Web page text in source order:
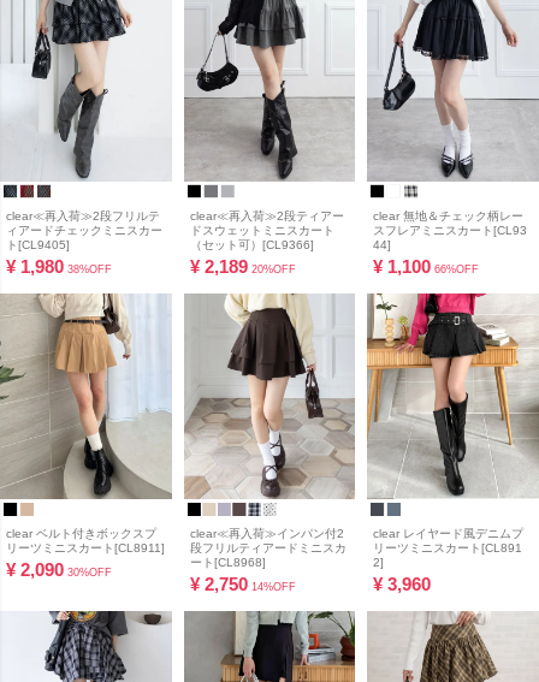
clear≪再入荷≫2段フリルテ
ィアードチェックミニスカー
ト[CL9405]
¥ 1,980 38%OFF
clear≪再入荷≫2段ティアー
ドスウェットミニスカート
（セット可）[CL9366]
¥ 2,189 20%OFF
clear 無地＆チェック柄レー
スフレアミニスカート[CL93
44]
¥ 1,100 66%OFF
clear ベルト付きボックスプ
リーツミニスカート[CL8911]
¥ 2,090 30%OFF
clear≪再入荷≫インパン付2
段フリルティアードミニスカ
ート[CL8968]
¥ 2,750 14%OFF
clear レイヤード風デニムプ
リーツミニスカート[CL891
2]
¥ 3,960